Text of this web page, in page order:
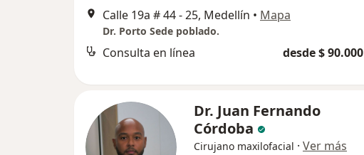
Calle 19a # 44 - 25, Medellín • Mapa
Dr. Porto Sede poblado.
Consulta en línea desde $ 90.000
Dr. Juan Fernando
Córdoba
Cirujano maxilofacial · Ver más